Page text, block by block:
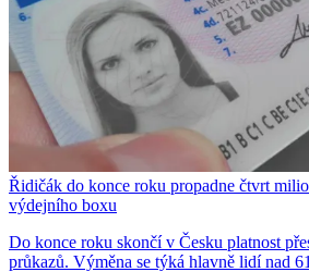
Řidičák do konce roku propadne čtvrt
výdejního boxu
Do konce roku skončí v Česku platnost
průkazů. Výměna se týká hlavně lidí nad